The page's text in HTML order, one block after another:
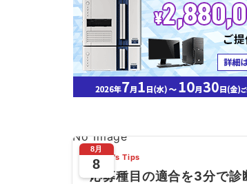
No Image
8月
8
Today's Tips
応募種目の適合を3分で診